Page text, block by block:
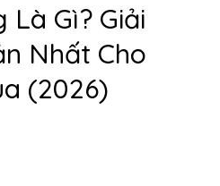
Là Gì? Giải
Nhất Cho
(2026)